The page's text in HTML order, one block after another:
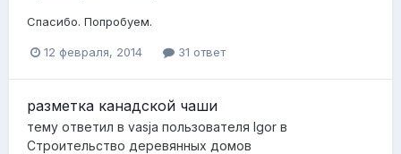
Спасибо. Попробуем.
12 февраля, 2014 31 ответ
разметка канадской чаши
тему ответил в vasja пользователя Igor в
Строительство деревянных домов